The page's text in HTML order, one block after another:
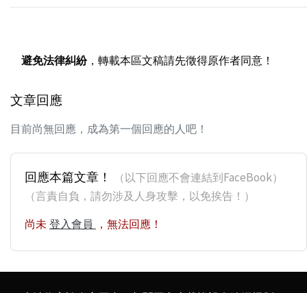
避免法律糾紛，轉載本區文稿請先徵得原作者同意！
文章回應
目前尚無回應，成為第一個回應的人吧！
回應本篇文章！
（以下回應不會連結到FaceBook）
（言責自負，請勿涉及人身攻擊，以免挨告！）
尚未 登入會員 ，無法回應！